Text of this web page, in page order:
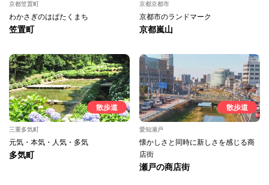
京都笠置町
わかさぎのはばたくまち
笠置町
京都京都市
京都市のランドマーク
京都嵐山
散歩道
三重多気町
元気・本気・人気・多気
多気町
散歩道
愛知瀬戸
懐かしさと同時に新しさを感じる商
店街
瀬戸の商店街